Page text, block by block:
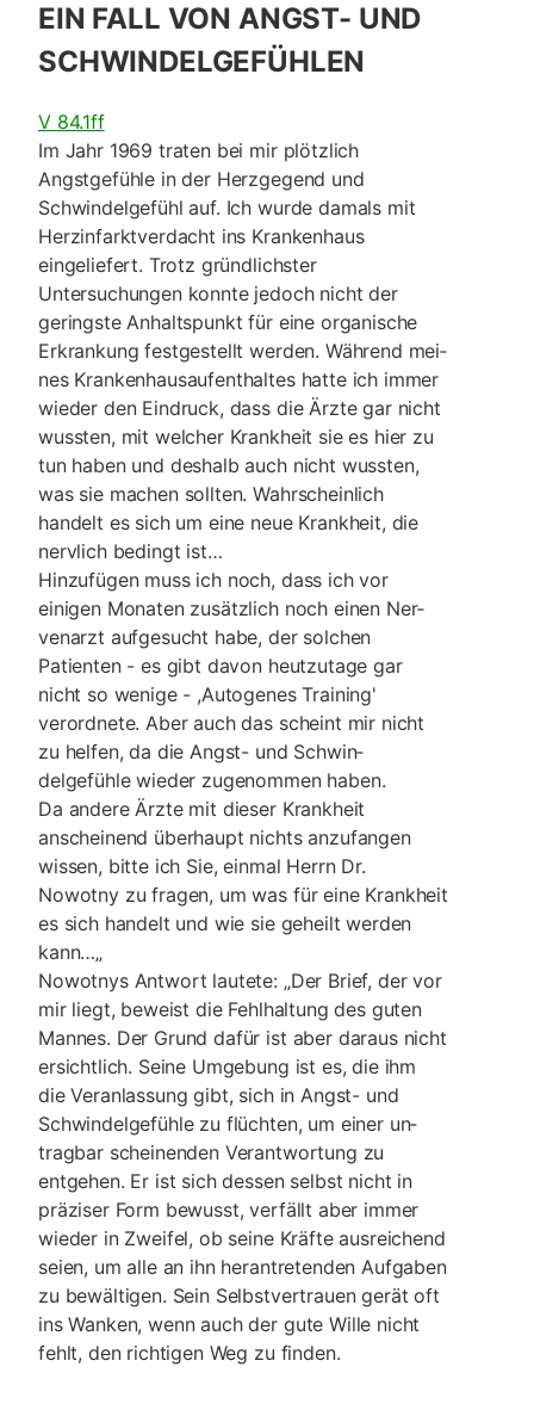
EIN FALL VON ANGST- UND
SCHWINDELGEFÜHLEN
V 84.1ff
Im Jahr 1969 traten bei mir plötzlich
Angstgefühle in der Herzgegend und
Schwindelge­fühl auf. Ich wurde damals mit
Herzinfarkt­ver­dacht ins Krankenhaus
eingeliefert. Trotz gründ­lich­ster
Untersuchungen konnte jedoch nicht der
gering­ste Anhaltspunkt für eine organische
Erkrankung festge­stellt werden. Während mei­
nes Krankenhausaufenthaltes hatte ich immer
wieder den Eindruck, dass die Ärzte gar nicht
wussten, mit welcher Krankheit sie es hier zu
tun haben und deshalb auch nicht wussten,
was sie machen soll­ten. Wahrscheinlich
handelt es sich um eine neue Krankheit, die
nervlich bedingt ist…
Hinzufügen muss ich noch, dass ich vor
einigen Monaten zusätzlich noch einen Ner­
venarzt aufge­sucht habe, der solchen
Patienten - es gibt davon heutzutage gar
nicht so wenige - ,Autogenes Training'
verordnete. Aber auch das scheint mir nicht
zu helfen, da die Angst- und Schwin­
delgefühle wieder zugenommen haben.
Da andere Ärzte mit dieser Krankheit
anscheinend über­haupt nichts anzufangen
wis­sen, bitte ich Sie, einmal Herrn Dr.
Nowotny zu fragen, um was für eine Krankheit
es sich handelt und wie sie geheilt werden
kann…„
Nowotnys Antwort lautete: „Der Brief, der vor
mir liegt, beweist die Fehlhaltung des guten
Mannes. Der Grund dafür ist aber daraus nicht
ersicht­lich. Seine Umge­bung ist es, die ihm
die Ver­anlassung gibt, sich in Angst- und
Schwindelgefüh­le zu flüchten, um einer un­
tragbar scheinenden Verantwortung zu
entgehen. Er ist sich dessen selbst nicht in
präziser Form bewusst, ver­fällt aber immer
wieder in Zweifel, ob seine Kräfte ausreichend
seien, um alle an ihn herantretenden Auf­ga­ben
zu bewältigen. Sein Selbst­vertrauen gerät oft
ins Wanken, wenn auch der gute Wille nicht
fehlt, den rich­tigen Weg zu finden.